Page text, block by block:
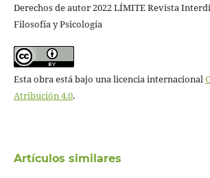
Derechos de autor 2022 LÍMITE Revista
Filosofía y Psicología
Esta obra está bajo una licencia internacional
Atribución 4.0.
Artículos similares